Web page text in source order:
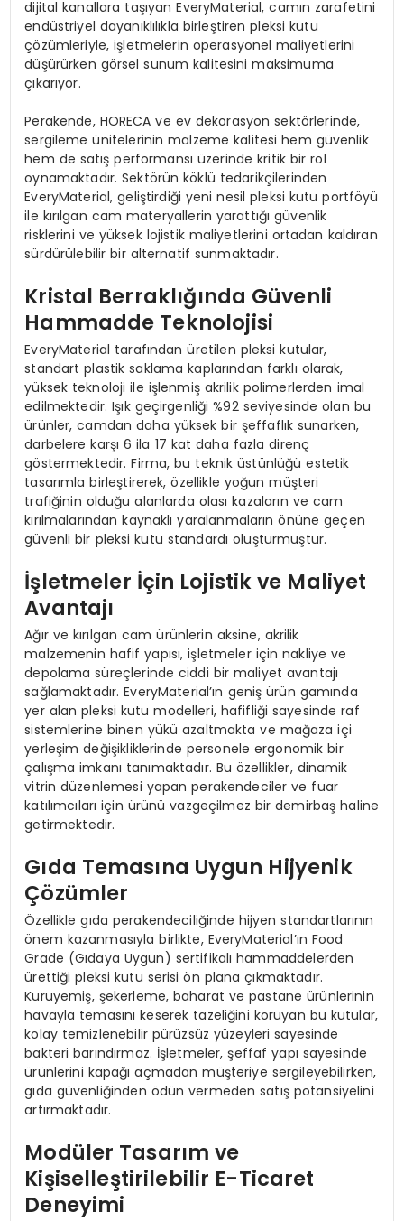
dijital kanallara taşıyan EveryMaterial, camın zarafetini
endüstriyel dayanıklılıkla birleştiren pleksi kutu
çözümleriyle, işletmelerin operasyonel maliyetlerini
düşürürken görsel sunum kalitesini maksimuma
çıkarıyor.
Perakende, HORECA ve ev dekorasyon sektörlerinde,
sergileme ünitelerinin malzeme kalitesi hem güvenlik
hem de satış performansı üzerinde kritik bir rol
oynamaktadır. Sektörün köklü tedarikçilerinden
EveryMaterial, geliştirdiği yeni nesil pleksi kutu portföyü
ile kırılgan cam materyallerin yarattığı güvenlik
risklerini ve yüksek lojistik maliyetlerini ortadan kaldıran
sürdürülebilir bir alternatif sunmaktadır.
Kristal Berraklığında Güvenli
Hammadde Teknolojisi
EveryMaterial tarafından üretilen pleksi kutular,
standart plastik saklama kaplarından farklı olarak,
yüksek teknoloji ile işlenmiş akrilik polimerlerden imal
edilmektedir. Işık geçirgenliği %92 seviyesinde olan bu
ürünler, camdan daha yüksek bir şeffaflık sunarken,
darbelere karşı 6 ila 17 kat daha fazla direnç
göstermektedir. Firma, bu teknik üstünlüğü estetik
tasarımla birleştirerek, özellikle yoğun müşteri
trafiğinin olduğu alanlarda olası kazaların ve cam
kırılmalarından kaynaklı yaralanmaların önüne geçen
güvenli bir pleksi kutu standardı oluşturmuştur.
İşletmeler İçin Lojistik ve Maliyet
Avantajı
Ağır ve kırılgan cam ürünlerin aksine, akrilik
malzemenin hafif yapısı, işletmeler için nakliye ve
depolama süreçlerinde ciddi bir maliyet avantajı
sağlamaktadır. EveryMaterial’ın geniş ürün gamında
yer alan pleksi kutu modelleri, hafifliği sayesinde raf
sistemlerine binen yükü azaltmakta ve mağaza içi
yerleşim değişikliklerinde personele ergonomik bir
çalışma imkanı tanımaktadır. Bu özellikler, dinamik
vitrin düzenlemesi yapan perakendeciler ve fuar
katılımcıları için ürünü vazgeçilmez bir demirbaş haline
getirmektedir.
Gıda Temasına Uygun Hijyenik
Çözümler
Özellikle gıda perakendeciliğinde hijyen standartlarının
önem kazanmasıyla birlikte, EveryMaterial’ın Food
Grade (Gıdaya Uygun) sertifikalı hammaddelerden
ürettiği pleksi kutu serisi ön plana çıkmaktadır.
Kuruyemiş, şekerleme, baharat ve pastane ürünlerinin
havayla temasını keserek tazeliğini koruyan bu kutular,
kolay temizlenebilir pürüzsüz yüzeyleri sayesinde
bakteri barındırmaz. İşletmeler, şeffaf yapı sayesinde
ürünlerini kapağı açmadan müşteriye sergileyebilirken,
gıda güvenliğinden ödün vermeden satış potansiyelini
artırmaktadır.
Modüler Tasarım ve
Kişiselleştirilebilir E-Ticaret
Deneyimi